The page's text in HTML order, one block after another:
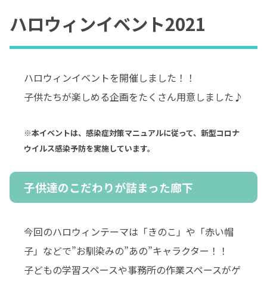
ハロウィンイベント2021
ハロウィンイベントを開催しました！！
子供たちが楽しめる企画をたくさん用意しました♪
※本イベントは、感染症対策マニュアルに従って、新型コロナ
ウイルス感染予防を実施しています。
子供達のこだわりが詰まった廊下
今回のハロウィンテーマは「きのこ」や「赤い帽
子」などで”お馴染みの”あの”キャラクター！！
子どもの学習スペースや事務所の作業スペースがゲ